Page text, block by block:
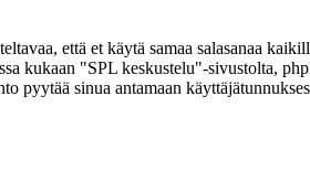
että et käytä samaa salasanaa
kukaan "SPL keskustelu"-sivustolta,
pyytää sinua antamaan